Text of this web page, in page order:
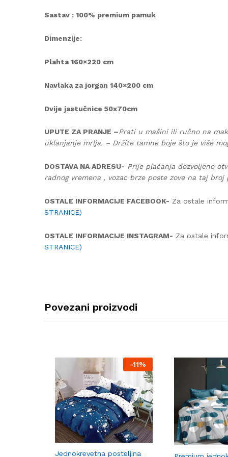
Sastav : 100% premium pamuk
Dimenzije:
Plahta 160×220 cm
Navlaka za jorgan 140×200 cm
Dvije jastučnice 50x70cm
UPUTE ZA PRANJE –Prati u mašini ili ručno na
uklanjanje mrlja. – Držite tamne boje što je više
DOSTAVA NA ADRESU- Prije plaćanja dozvoljeno
radnog vremena , vozac brze poste zove na taj
OSTALE INFORMACIJE FACEBOOK- Za ostale
STRANICE)
OSTALE INFORMACIJE INSTAGRAM- Za ostale
STRANICE)
Povezani proizvodi
-11%
Jednokrevetna posteljina